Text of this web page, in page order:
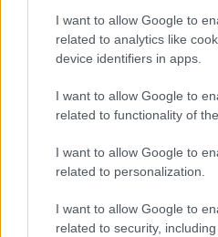
I want to allow Google to
related to analytics like
device identifiers in apps.
I want to allow Google to
related to functionality of
I want to allow Google to
related to personalization.
I want to allow Google to
related to security,
Látlelet a
Egyetlen, fél
múlt Bicske
Épített
Mohács a